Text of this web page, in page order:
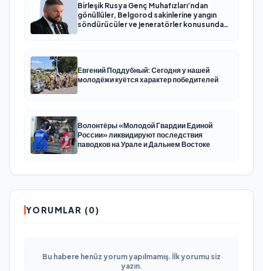
Birleşik Rusya Genç Muhafızları’ndan
gönüllüler, Belgorod sakinlerine yangın
söndürücüler ve jeneratörler konusunda
Евгений Поддубный: Сегодня у нашей
молодёжи куётся характер победителей
Волонтёры «Молодой Гвардии Единой
России» ликвидируют последствия
паводков на Урале и Дальнем Востоке
YORUMLAR (0)
Bu habere henüz yorum yapılmamış. İlk yorumu siz
yazın.